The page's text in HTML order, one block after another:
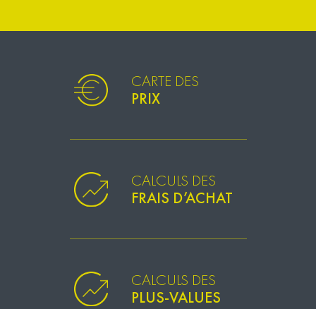
CARTE DES
PRIX
CALCULS DES
FRAIS D’ACHAT
CALCULS DES
PLUS-VALUES